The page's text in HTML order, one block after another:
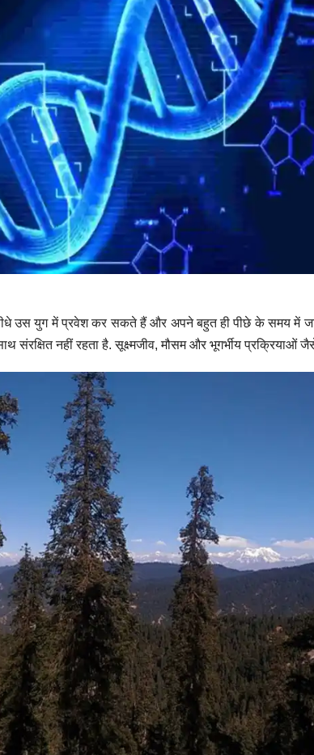
सीधे उस युग में प्रवेश कर सकते हैं और अपने बहुत ही पीछे के समय
नहीं रहता है. सूक्ष्मजीव, मौसम और भूगर्भीय प्रक्रियाओं